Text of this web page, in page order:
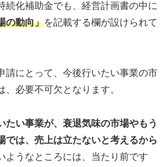
続化補助金でも、経営計画書の中に
の動向」を記載する欄が設けられて
請にとって、今後行いたい事業の市
必要不可欠となります。
たい事業が、衰退気味の市場やもう
では、売上は立たないと考えるから
ようなところには、当たり前です